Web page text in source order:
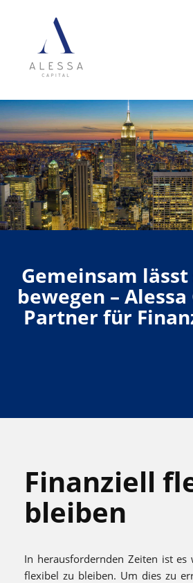
Gemeinsam
bewegen –
Partner für
Finanziell
bleiben
In herausfordernden Zeiten ist es
flexibel zu bleiben. Um dies zu